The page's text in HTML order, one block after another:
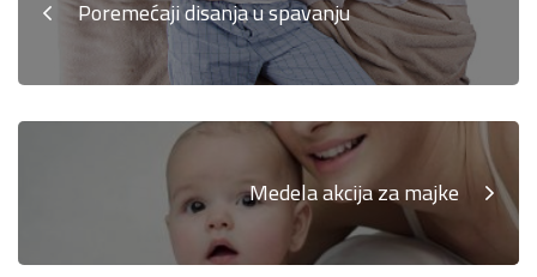
Poremećaji disanja u spavanju
Medela akcija za majke